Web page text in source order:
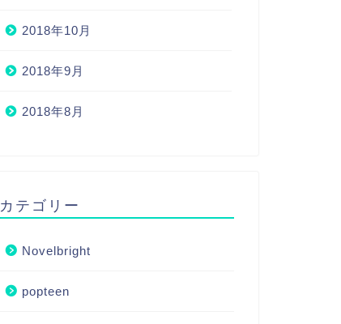
2018年10月
2018年9月
2018年8月
カテゴリー
Novelbright
popteen